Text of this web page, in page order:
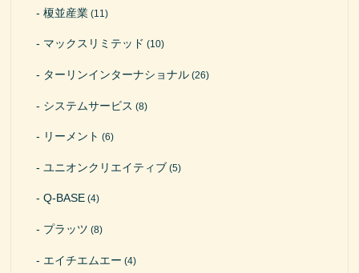
榎並産業 (11)
マックスリミテッド (10)
ターリンインターナショナル (26)
システムサービス (8)
リーメント (6)
ユニオンクリエイティブ (5)
Q-BASE (4)
プラッツ (8)
エイチエムエー (4)